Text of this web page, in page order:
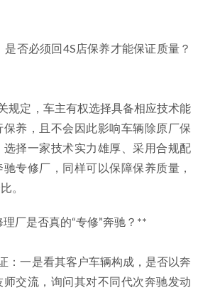
否必须回4S店保养才能保证质量？
规定，车主有权选择具备相应技术能
养，且不会因此影响车辆除原厂保
择一家技术实力雄厚、采用合规配
专修厂，同样可以保障保养质量，
。
厂是否真的“专修”奔驰？**
：一是看其客户车辆构成，是否以奔
交流，询问其对不同代次奔驰发动